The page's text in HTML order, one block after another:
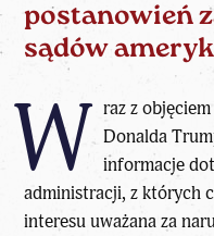
postanowień
sądów
W raz z
Donalda
informacje
administracji, z których
interesu uważana za